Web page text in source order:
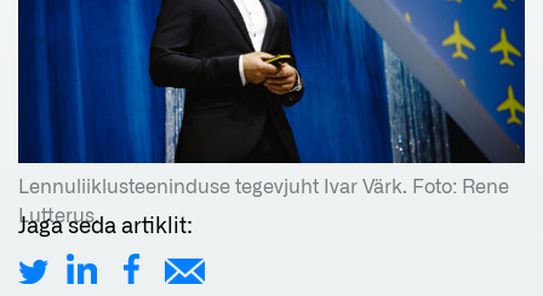
Lennuliiklusteeninduse tegevjuht Ivar Värk. Foto: Rene
Lutterus.
Jaga seda artiklit: